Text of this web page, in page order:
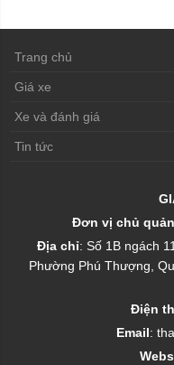
Trang chủ
Giá xe
Xe và đánh giá
Tin tức
Đơn vị chủ
Địa chỉ: Số 1B ngách
Phường Phú Thượng,
Điện
Email: